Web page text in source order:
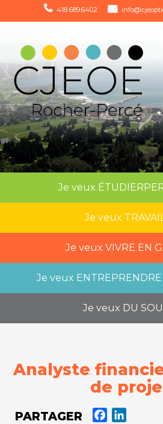
418 689.6402
Je veux ÉTUDIER
Je veux
Je veux VIVRE EN
Je veux
Je veux DU
Analyste
de
PARTAGER FACEBOOK